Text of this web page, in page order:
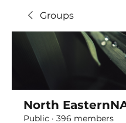
Groups
North
Public · 396 members